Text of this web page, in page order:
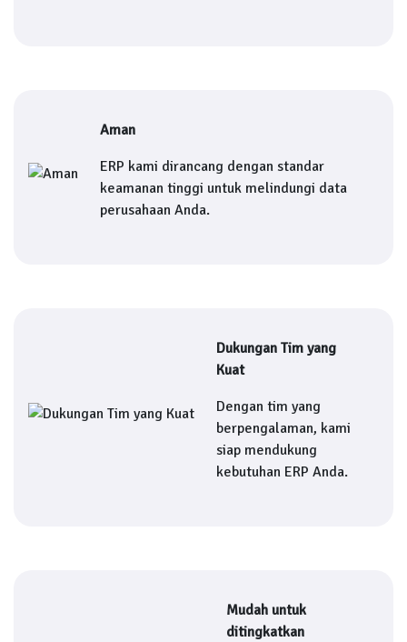
Aman
ERP kami dirancang dengan standar
keamanan tinggi untuk melindungi data
perusahaan Anda.
Dukungan Tim yang
Kuat
Dengan tim yang
berpengalaman, kami
siap mendukung
kebutuhan ERP Anda.
Mudah untuk
ditingkatkan